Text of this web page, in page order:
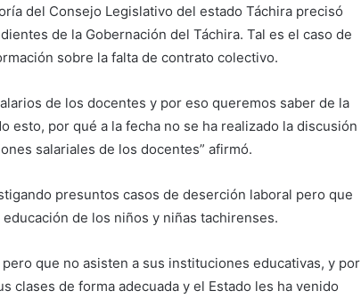
del Consejo Legislativo del estado Táchira precisó
de la Gobernación del Táchira. Tal es el caso de
sobre la falta de contrato colectivo.
de los docentes y por eso queremos saber de la
esto, por qué a la fecha no se ha realizado la discusión
salariales de los docentes” afirmó.
presuntos casos de deserción laboral pero que
de los niños y niñas tachirenses.
que no asisten a sus instituciones educativas, y por
clases de forma adecuada y el Estado les ha venido